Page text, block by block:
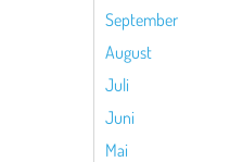
September
August
Juli
Juni
Mai